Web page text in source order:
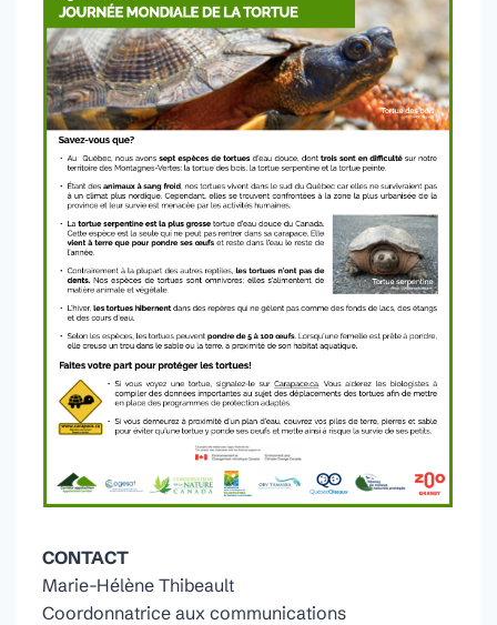
CONTACT
Marie-Hélène Thibeault
Coordonnatrice aux communications